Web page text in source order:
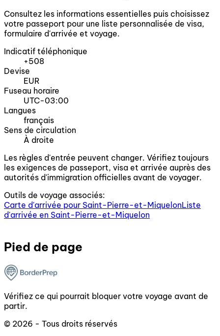
Consultez les informations essentielles puis choisissez
votre passeport pour une liste personnalisée de visa,
formulaire d'arrivée et voyage.
Indicatif téléphonique
+508
Devise
EUR
Fuseau horaire
UTC-03:00
Langues
français
Sens de circulation
À droite
Les règles d'entrée peuvent changer. Vérifiez toujours
les exigences de passeport, visa et arrivée auprès des
autorités d'immigration officielles avant de voyager.
Outils de voyage associés:
Carte d'arrivée pour Saint-Pierre-et-MiquelonListe
d'arrivée en Saint-Pierre-et-Miquelon
Pied de page
Vérifiez ce qui pourrait bloquer votre voyage avant de
partir.
© 2026 - Tous droits réservés